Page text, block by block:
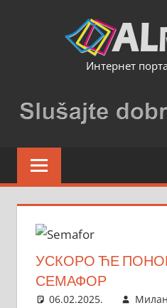
Интернет
УСКОРО ЋЕ
СЕМАФОР
06.02.2025.